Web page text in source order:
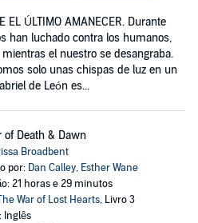
EL ÚLTIMO AMANECER. Durante
han luchado contra los humanos,
el nuestro se desangraba.
solo unas chispas de luz en un
de León es...
of Death & Dawn
Broadbent
por: Dan Calley, Esther Wane
21 horas e 29 minutos
War of Lost Hearts, Livro 3
Inglês